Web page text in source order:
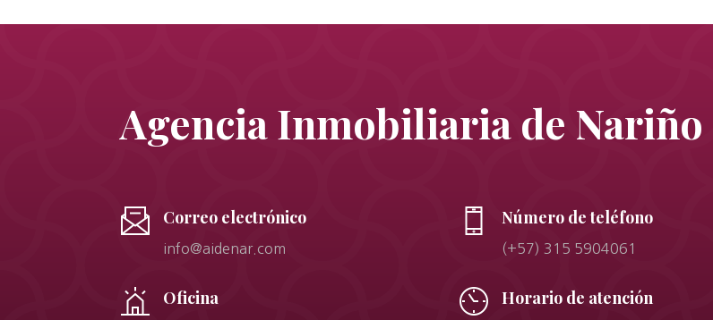
Agencia Inmobiliaria de Nariño
Correo electrónico
info@aidenar.com
Oficina
Número de teléfono
(+57) 315 5904061
Horario de atención